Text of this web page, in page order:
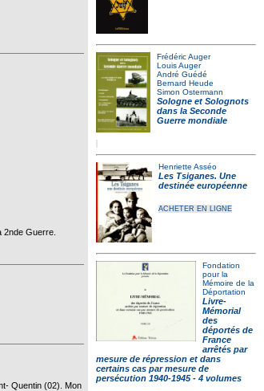
Frédéric Auger
Louis Auger
André Guédé
Bernard Heude
Simon Ostermann
Sologne et Solognots
dans la Seconde
Guerre mondiale
Henriette Asséo
Les Tsiganes. Une
destinée européenne
ACHETER EN LIGNE
Fondation
pour la
Mémoire de la
Déportation
Livre-
Mémorial
des
déportés de
France
arrêtés par
mesure de répression et dans
certains cas par mesure de
persécution 1940-1945 - 4 volumes
2nde Guerre.
Quentin (02). Mon